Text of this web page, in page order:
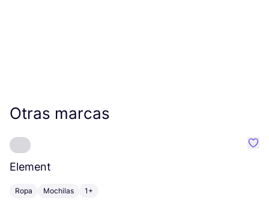
Otras marcas
Element
Ropa Mochilas 1+